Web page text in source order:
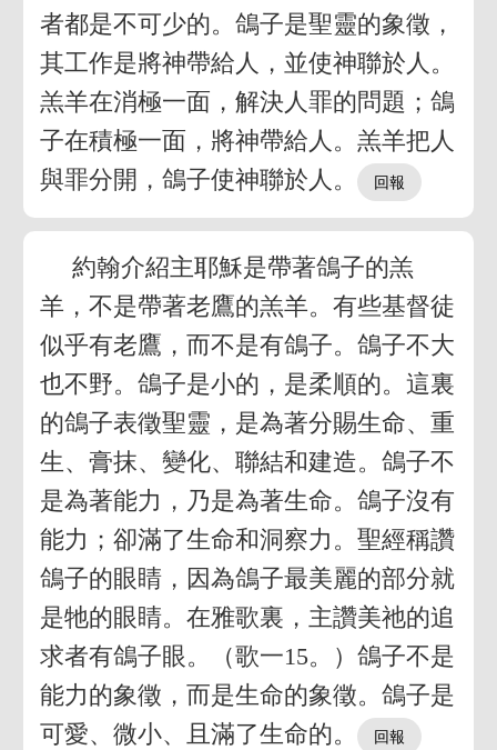
者都是不可少的。鴿子是聖靈的象徵，
其工作是將神帶給人，並使神聯於人。
羔羊在消極一面，解決人罪的問題；鴿
子在積極一面，將神帶給人。羔羊把人
與罪分開，鴿子使神聯於人。
約翰介紹主耶穌是帶著鴿子的羔
羊，不是帶著老鷹的羔羊。有些基督徒
似乎有老鷹，而不是有鴿子。鴿子不大
也不野。鴿子是小的，是柔順的。這裏
的鴿子表徵聖靈，是為著分賜生命、重
生、膏抹、變化、聯結和建造。鴿子不
是為著能力，乃是為著生命。鴿子沒有
能力；卻滿了生命和洞察力。聖經稱讚
鴿子的眼睛，因為鴿子最美麗的部分就
是牠的眼睛。在雅歌裏，主讚美祂的追
求者有鴿子眼。（歌一15。）鴿子不是
能力的象徵，而是生命的象徵。鴿子是
可愛、微小、且滿了生命的。